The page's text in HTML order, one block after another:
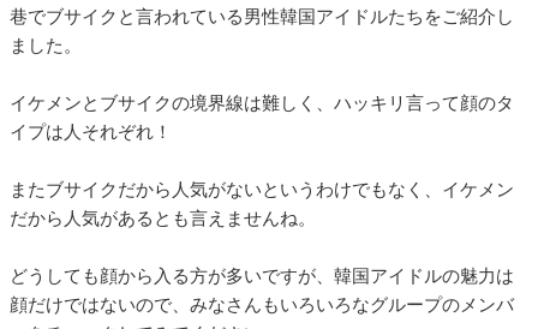
巷でブサイクと言われている男性韓国アイドルたちをご紹介し
ました。
イケメンとブサイクの境界線は難しく、ハッキリ言って顔のタ
イプは人それぞれ！
またブサイクだから人気がないというわけでもなく、イケメン
だから人気があるとも言えませんね。
どうしても顔から入る方が多いですが、韓国アイドルの魅力は
顔だけではないので、みなさんもいろいろなグループのメンバ